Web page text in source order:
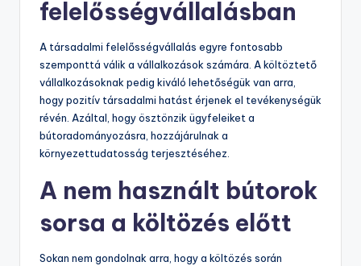
felelősségvállalásban
A társadalmi felelősségvállalás egyre fontosabb
szemponttá válik a vállalkozások számára. A költöztető
vállalkozásoknak pedig kiváló lehetőségük van arra,
hogy pozitív társadalmi hatást érjenek el tevékenységük
révén. Azáltal, hogy ösztönzik ügyfeleiket a
bútoradományozásra, hozzájárulnak a
környezettudatosság terjesztéséhez.
A nem használt bútorok
sorsa a költözés előtt
Sokan nem gondolnak arra, hogy a költözés során